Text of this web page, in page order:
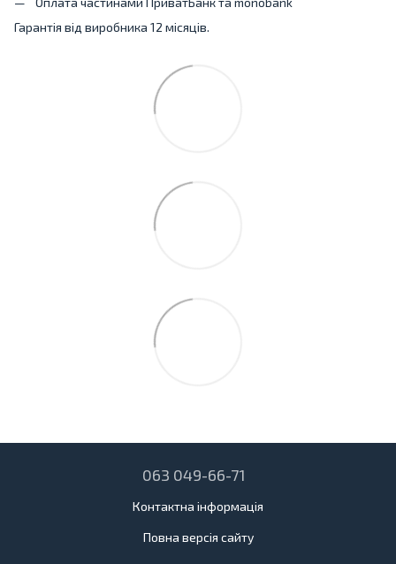
Гарантія від виробника 12 місяців.
063 049-66-71
Контактна інформація
Повна версія сайту